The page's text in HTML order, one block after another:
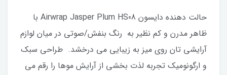
حالت‌ دهنده دایسون Airwrap Jasper Plum HS08 با
ظاهر مدرن و کم نظیر به رنگ بنفش/صوتی در میان لوازم
آرایشی تان روی میز به زیبایی می درخشد. طراحی سبک
و ارگونومیک تجربه لذت بخشی از آرایش موها را رقم می